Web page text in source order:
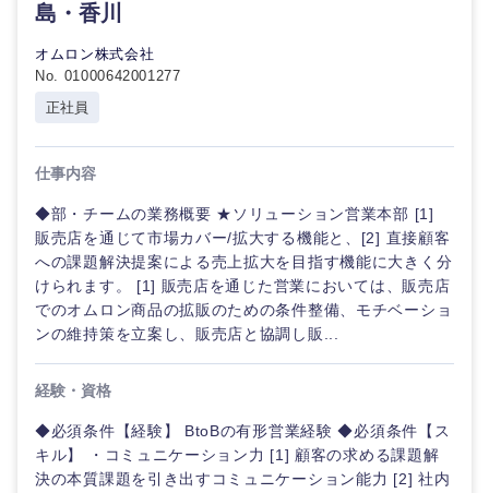
島・香川
オムロン株式会社
No. 01000642001277
正社員
仕事内容
◆部・チームの業務概要 ★ソリューション営業本部 [1]
販売店を通じて市場カバー/拡大する機能と、[2] 直接顧客
への課題解決提案による売上拡大を目指す機能に大きく分
けられます。 [1] 販売店を通じた営業においては、販売店
でのオムロン商品の拡販のための条件整備、モチベーショ
ンの維持策を立案し、販売店と協調し販...
経験・資格
◆必須条件【経験】 BtoBの有形営業経験 ◆必須条件【ス
キル】 ・コミュニケーション力 [1] 顧客の求める課題解
決の本質課題を引き出すコミュニケーション能力 [2] 社内